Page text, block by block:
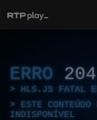
ERRO 204
HLS.JS FATAL
ESTE CONTEÚDO
INDISPONÍVEL